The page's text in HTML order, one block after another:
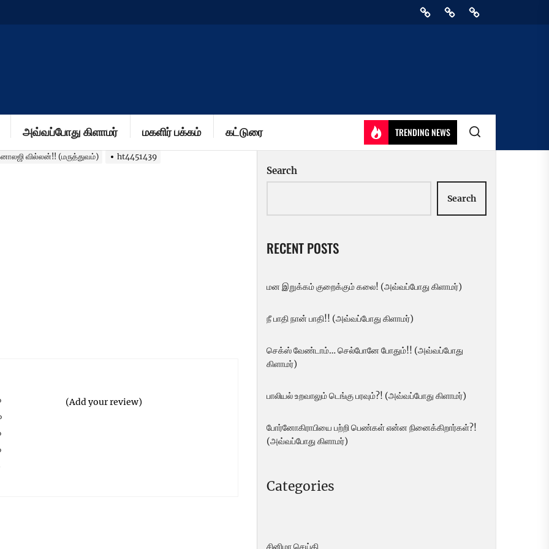
HomePrivacyAthirady
அவ்வப்போது கிளாமர் மகளிர் பக்கம் கட்டுரை TRENDING NEWS
வில்லன்!! (மருத்துவம்) ht4451439
(Add your review)
Search
Search
RECENT POSTS
மன இறுக்கம் குறைக்கும் கலை! (அவ்வப்போது கிளாமர்)
நீ பாதி நான் பாதி!! (அவ்வப்போது கிளாமர்)
செக்ஸ் வேண்டாம்… செல்போனே போதும்!! (அவ்வப்போது
கிளாமர்)
பாலியல் உறவாலும் டெங்கு பரவும்?! (அவ்வப்போது கிளாமர்)
போர்னோகிராபியை பற்றி பெண்கள் என்ன நினைக்கிறார்கள்?!
(அவ்வப்போது கிளாமர்)
Categories
சினிமா செய்தி